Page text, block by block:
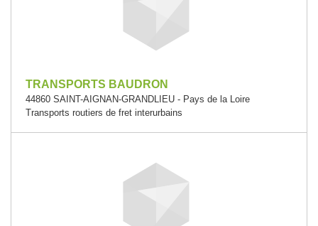
TRANSPORTS BAUDRON
44860 SAINT-AIGNAN-GRANDLIEU - Pays de la Loire
Transports routiers de fret interurbains